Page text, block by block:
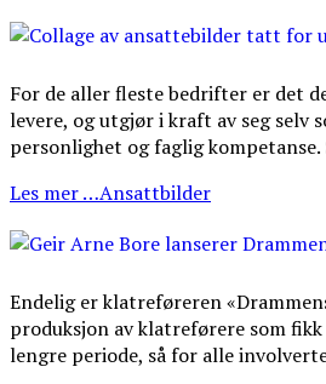
For de aller fleste bedrifter er det
levere, og utgjør i kraft av seg selv
personlighet og faglig
Les mer …Ansattbilder
Endelig er klatreføreren
produksjon av klatreførere som
lengre periode, så for alle